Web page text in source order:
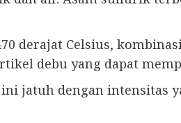
derajat Celsius,
debu yang dapat
jatuh dengan intensitas